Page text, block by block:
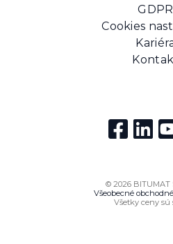
GDPR
Cookies
© 2026 BITUMAT
Všeobecné
Všetky ceny sú